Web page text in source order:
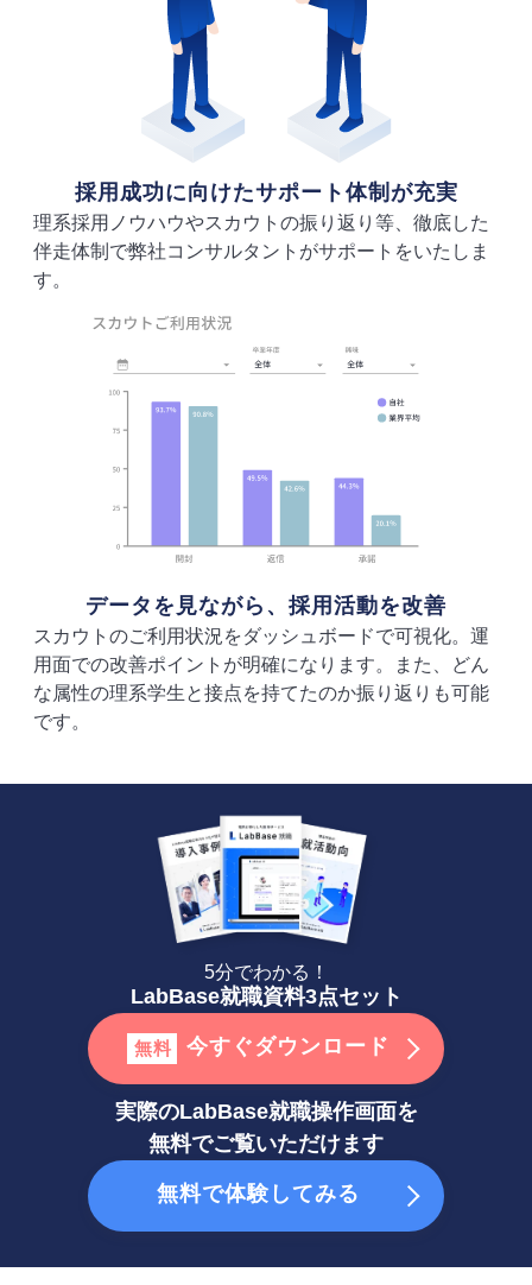
採用成功に向けたサポート体制が充実
理系採用ノウハウやスカウトの振り返り等、徹底した
伴走体制で弊社コンサルタントがサポートをいたしま
す。
データを見ながら、採用活動を改善
スカウトのご利用状況をダッシュボードで可視化。運
用面での改善ポイントが明確になります。また、どん
な属性の理系学生と接点を持てたのか振り返りも可能
です。
5分でわかる！
LabBase就職資料3点セット
無料 今すぐダウンロード
実際のLabBase就職操作画面を
無料でご覧いただけます
無料で体験してみる